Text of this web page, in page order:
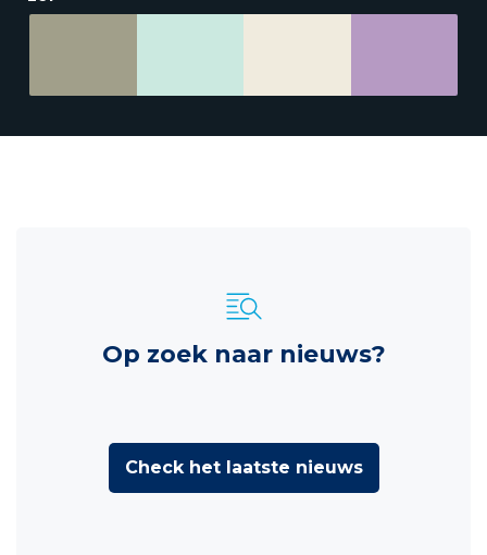
Op zoek naar nieuws?
Check het laatste nieuws